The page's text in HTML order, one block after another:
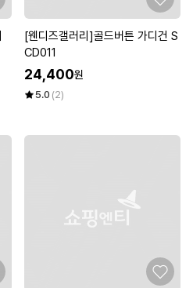
[웬디즈갤러리]골드버튼 가디건 S
CD011
24,400원
5.0 (2)